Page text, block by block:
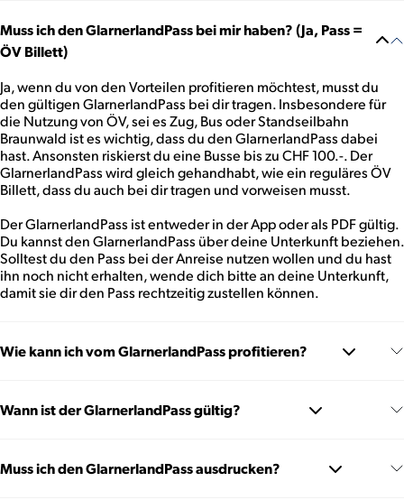
Muss ich den GlarnerlandPass bei mir haben? (Ja, Pass =
ÖV Billett)
Ja, wenn du von den Vorteilen profitieren möchtest, musst du
den gültigen GlarnerlandPass bei dir tragen. Insbesondere für
die Nutzung von ÖV, sei es Zug, Bus oder Standseilbahn
Braunwald ist es wichtig, dass du den GlarnerlandPass dabei
hast. Ansonsten riskierst du eine Busse bis zu CHF 100.-. Der
GlarnerlandPass wird gleich gehandhabt, wie ein reguläres ÖV
Billett, dass du auch bei dir tragen und vorweisen musst.
Der GlarnerlandPass ist entweder in der App oder als PDF gültig.
Du kannst den GlarnerlandPass über deine Unterkunft beziehen.
Solltest du den Pass bei der Anreise nutzen wollen und du hast
ihn noch nicht erhalten, wende dich bitte an deine Unterkunft,
damit sie dir den Pass rechtzeitig zustellen können.
Wie kann ich vom GlarnerlandPass profitieren?
Wann ist der GlarnerlandPass gültig?
Muss ich den GlarnerlandPass ausdrucken?